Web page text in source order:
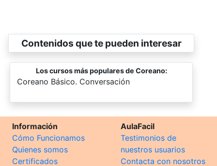
Contenidos que te pueden interesar
Los cursos más populares de Coreano:
-
Coreano Básico. Conversación
Información
Cómo Funcionamos
Quienes somos
Certificados
AulaFacil
Testimonios de
nuestros usuarios
Contacta con nosotros